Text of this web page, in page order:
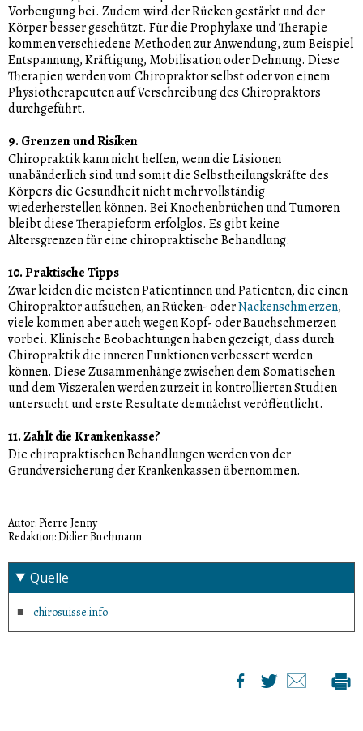
Vorbeugung bei. Zudem wird der Rücken gestärkt und der
Körper besser geschützt. Für die Prophylaxe und Therapie
kommen verschiedene Methoden zur Anwendung, zum Beispiel
Entspannung, Kräftigung, Mobilisation oder Dehnung. Diese
Therapien werden vom Chiropraktor selbst oder von einem
Physiotherapeuten auf Verschreibung des Chiropraktors
durchgeführt.
9. Grenzen und Risiken
Chiropraktik kann nicht helfen, wenn die Läsionen
unabänderlich sind und somit die Selbstheilungskräfte des
Körpers die Gesundheit nicht mehr vollständig
wiederherstellen können. Bei Knochenbrüchen und Tumoren
bleibt diese Therapieform erfolglos. Es gibt keine
Altersgrenzen für eine chiropraktische Behandlung.
10. Praktische Tipps
Zwar leiden die meisten Patientinnen und Patienten, die einen
Chiropraktor aufsuchen, an Rücken- oderNackenschmerzen,
viele kommen aber auch wegen Kopf- oder Bauchschmerzen
vorbei. Klinische Beobachtungen haben gezeigt, dass durch
Chiropraktik die inneren Funktionen verbessert werden
können. Diese Zusammenhänge zwischen dem Somatischen
und dem Viszeralen werden zurzeit in kontrollierten Studien
untersucht und erste Resultate demnächst veröffentlicht.
11. Zahlt die Krankenkasse?
Die chiropraktischen Behandlungen werden von der
Grundversicherung der Krankenkassen übernommen.
Autor: Pierre Jenny
Redaktion: Didier Buchmann
Quelle
chirosuisse.info